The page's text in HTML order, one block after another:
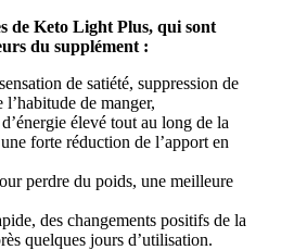
de Keto Light Plus, qui sont
du supplément :
de satiété, suppression de
l’habitude de manger,
élevé tout au long de la
forte réduction de l’apport en
perdre du poids, une meilleure
des changements positifs de la
quelques jours d’utilisation.